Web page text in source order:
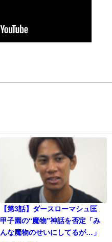
【第3話】ダースローマシュ匡
甲子園の“魔物”神話を否定「み
んな魔物のせいにしてるが…」